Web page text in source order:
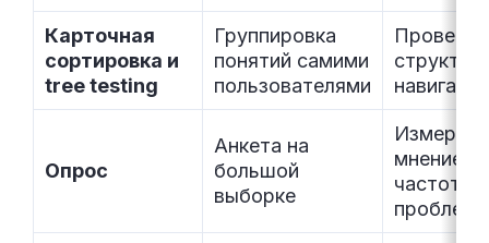
Карточная
сортировка и
tree testing
Группировка
понятий самими
пользователями
Опрос
Анкета на
большой
выборке
Измерить
мнение и
частоту